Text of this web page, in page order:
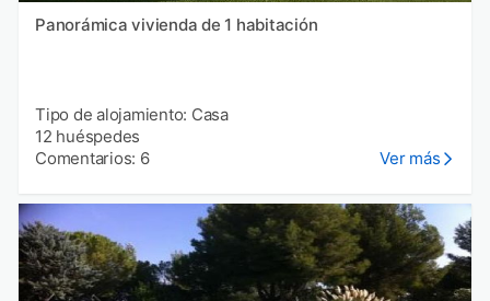
Panorámica vivienda de 1 habitación
Tipo de alojamiento: Casa
12 huéspedes
Comentarios: 6
Ver más